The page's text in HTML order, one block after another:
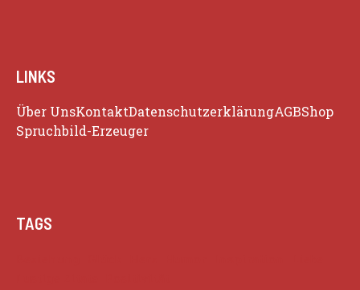
LINKS
Über UnsKontaktDatenschutzerklärungAGBShop
Spruchbild-Erzeuger
TAGS